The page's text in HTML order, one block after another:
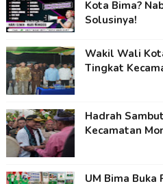
Kota Bima?
Solusinya!
Wakil Wali
Tingkat
Hadrah
Kecamatan
UM Bima